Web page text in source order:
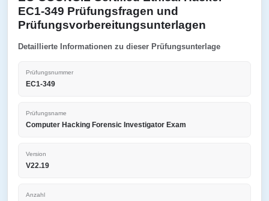
EC1-349 Prüfungsfragen und
Prüfungsvorbereitungsunterlagen
Detaillierte Informationen zu dieser Prüfungsunterlage
Prüfungsnummer
EC1-349
Prüfungsname
Computer Hacking Forensic Investigator Exam
Version
V22.19
Anzahl